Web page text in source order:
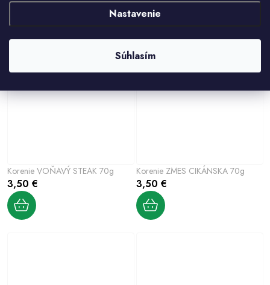
Nastavenie
Súhlasím
fiberglass na grilovanie 40x33 cm,
3,10 €
Korenie VOŇAVÝ STEAK 70g
3,50 €
Korenie ZMES CIKÁNSKA 70g
3,50 €